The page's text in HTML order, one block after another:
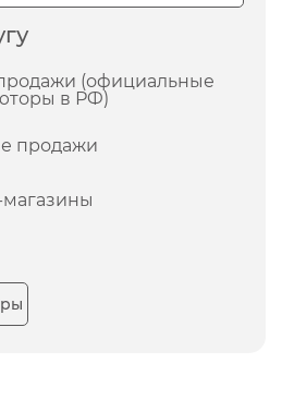
(официальные
в РФ)
продажи